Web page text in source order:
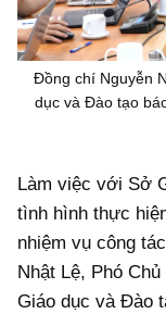
Đồng chí Nguyễn
dục và Đào tạo
Làm việc với Sở
tình hình thực
nhiệm vụ công
Nhật Lệ, Phó
Giáo dục và Đào